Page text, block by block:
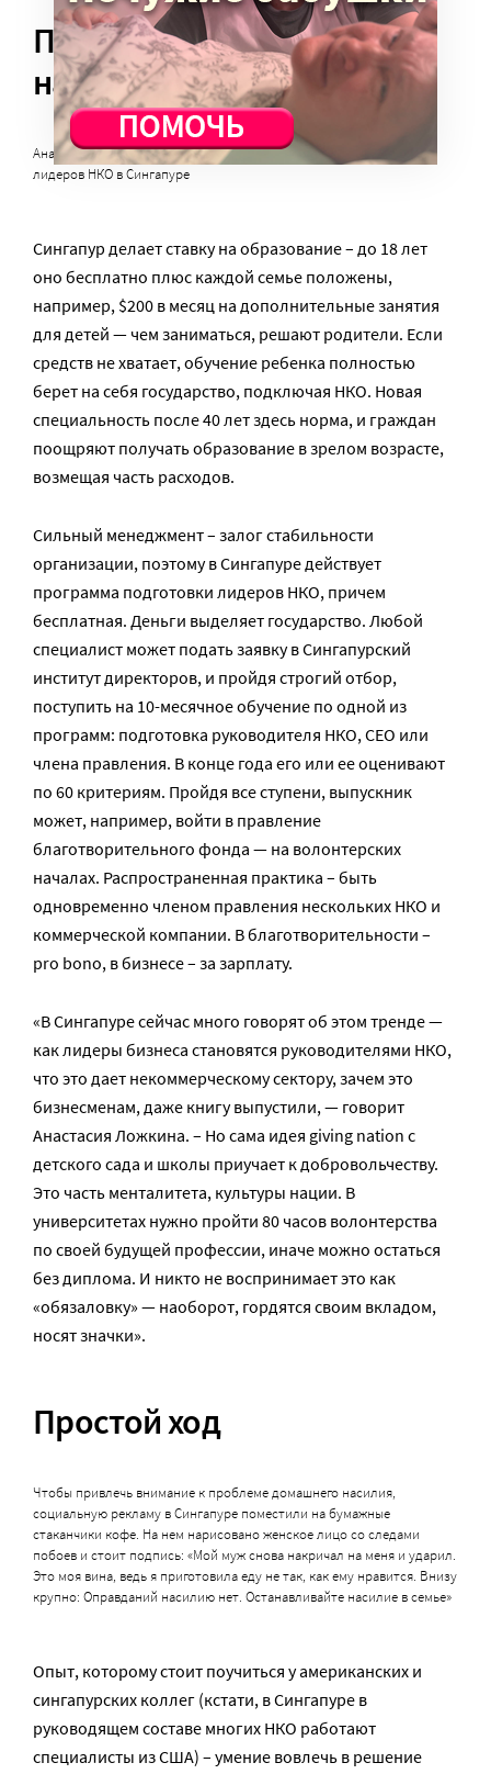
Подготовка лидеров НКО
на госуровне
Анастасия Ложкина (слева) с руководителями Центра подготовки
лидеров НКО в Сингапуре
Сингапур делает ставку на образование – до 18 лет
оно бесплатно плюс каждой семье положены,
например, $200 в месяц на дополнительные занятия
для детей — чем заниматься, решают родители. Если
средств не хватает, обучение ребенка полностью
берет на себя государство, подключая НКО. Новая
специальность после 40 лет здесь норма, и граждан
поощряют получать образование в зрелом возрасте,
возмещая часть расходов.
Сильный менеджмент – залог стабильности
организации, поэтому в Сингапуре действует
программа подготовки лидеров НКО, причем
бесплатная. Деньги выделяет государство. Любой
специалист может подать заявку в Сингапурский
институт директоров, и пройдя строгий отбор,
поступить на 10-месячное обучение по одной из
программ: подготовка руководителя НКО, CEO или
члена правления. В конце года его или ее оценивают
по 60 критериям. Пройдя все ступени, выпускник
может, например, войти в правление
благотворительного фонда — на волонтерских
началах. Распространенная практика – быть
одновременно членом правления нескольких НКО и
коммерческой компании. В благотворительности –
pro bono, в бизнесе – за зарплату.
«В Сингапуре сейчас много говорят об этом тренде —
как лидеры бизнеса становятся руководителями НКО,
что это дает некоммерческому сектору, зачем это
бизнесменам, даже книгу выпустили, — говорит
Анастасия Ложкина. – Но сама идея giving nation с
детского сада и школы приучает к добровольчеству.
Это часть менталитета, культуры нации. В
университетах нужно пройти 80 часов волонтерства
по своей будущей профессии, иначе можно остаться
без диплома. И никто не воспринимает это как
«обязаловку» — наоборот, гордятся своим вкладом,
носят значки».
Простой ход
Чтобы привлечь внимание к проблеме домашнего насилия,
социальную рекламу в Сингапуре поместили на бумажные
стаканчики кофе. На нем нарисовано женское лицо со следами
побоев и стоит подпись: «Мой муж снова накричал на меня и ударил.
Это моя вина, ведь я приготовила еду не так, как ему нравится. Внизу
крупно: Оправданий насилию нет. Останавливайте насилие в семье»
Опыт, которому стоит поучиться у американских и
сингапурских коллег (кстати, в Сингапуре в
руководящем составе многих НКО работают
специалисты из США) – умение вовлечь в решение